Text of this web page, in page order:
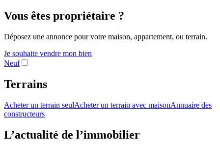
Vous êtes propriétaire ?
Déposez une annonce pour votre maison, appartement, ou terrain.
Je souhaite vendre mon bien
Neuf
Terrains
Acheter un terrain seulAcheter un terrain avec maisonAnnuaire des
constructeurs
L’actualité de l’immobilier